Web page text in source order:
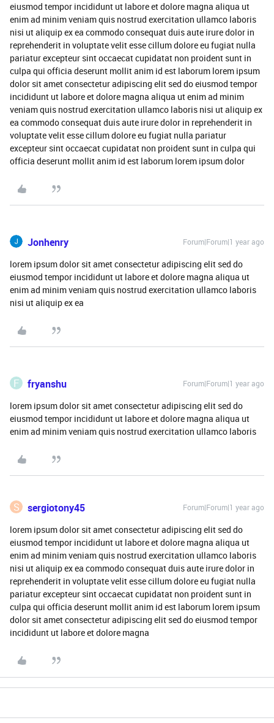
eiusmod tempor incididunt ut labore et dolore magna aliqua ut
enim ad minim veniam quis nostrud exercitation ullamco laboris
nisi ut aliquip ex ea commodo consequat duis aute irure dolor in
reprehenderit in voluptate velit esse cillum dolore eu fugiat nulla
pariatur excepteur sint occaecat cupidatat non proident sunt in
culpa qui officia deserunt mollit anim id est laborum lorem ipsum
dolor sit amet consectetur adipiscing elit sed do eiusmod tempor
incididunt ut labore et dolore magna aliqua ut enim ad minim
veniam quis nostrud exercitation ullamco laboris nisi ut aliquip ex
ea commodo consequat duis aute irure dolor in reprehenderit in
voluptate velit esse cillum dolore eu fugiat nulla pariatur
excepteur sint occaecat cupidatat non proident sunt in culpa qui
officia deserunt mollit anim id est laborum lorem ipsum dolor
Jonhenry Forum|Forum|1 year ago
lorem ipsum dolor sit amet consectetur adipiscing elit sed do
eiusmod tempor incididunt ut labore et dolore magna aliqua ut
enim ad minim veniam quis nostrud exercitation ullamco laboris
nisi ut aliquip ex ea
F fryanshu Forum|Forum|1 year ago
lorem ipsum dolor sit amet consectetur adipiscing elit sed do
eiusmod tempor incididunt ut labore et dolore magna aliqua ut
enim ad minim veniam quis nostrud exercitation ullamco laboris
S sergiotony45 Forum|Forum|1 year ago
lorem ipsum dolor sit amet consectetur adipiscing elit sed do
eiusmod tempor incididunt ut labore et dolore magna aliqua ut
enim ad minim veniam quis nostrud exercitation ullamco laboris
nisi ut aliquip ex ea commodo consequat duis aute irure dolor in
reprehenderit in voluptate velit esse cillum dolore eu fugiat nulla
pariatur excepteur sint occaecat cupidatat non proident sunt in
culpa qui officia deserunt mollit anim id est laborum lorem ipsum
dolor sit amet consectetur adipiscing elit sed do eiusmod tempor
incididunt ut labore et dolore magna